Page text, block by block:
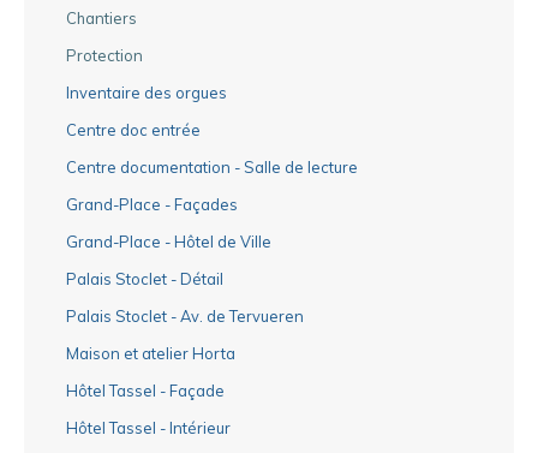
Chantiers
Protection
Inventaire des orgues
Centre doc entrée
Centre documentation - Salle de lecture
Grand-Place - Façades
Grand-Place - Hôtel de Ville
Palais Stoclet - Détail
Palais Stoclet - Av. de Tervueren
Maison et atelier Horta
Hôtel Tassel - Façade
Hôtel Tassel - Intérieur